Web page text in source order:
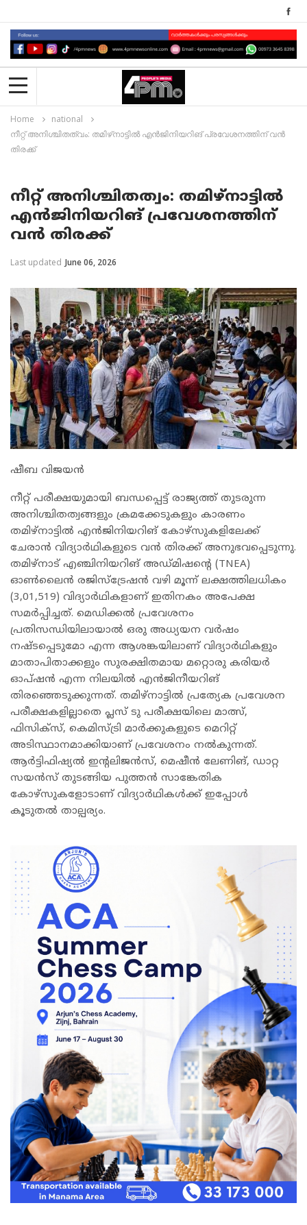
Home
national
നീറ്റ് അനിശ്ചിതത്വം: തമിഴ്‌നാട്ടിൽ എൻജിനിയറിങ് പ്രവേശനത്തിന് വൻ
തിരക്ക്
നീറ്റ് അനിശ്ചിതത്വം: തമിഴ്‌നാട്ടിൽ
എൻജിനിയറിങ് പ്രവേശനത്തിന്
വൻ തിരക്ക്
Last updated June 06, 2026
ഷീബ വിജയൻ
നീറ്റ് പരീക്ഷയുമായി ബന്ധപ്പെട്ട് രാജ്യത്ത് തുടരുന്ന
അനിശ്ചിതത്വങ്ങളും ക്രമക്കേടുകളും കാരണം
തമിഴ്‌നാട്ടിൽ എൻജിനിയറിങ് കോഴ്‌സുകളിലേക്ക്
ചേരാൻ വിദ്യാർഥികളുടെ വൻ തിരക്ക് അനുഭവപ്പെടുന്നു.
തമിഴ്നാട് എഞ്ചിനിയറിങ് അഡ്മിഷന്റെ (TNEA)
ഓൺലൈൻ രജിസ്ട്രേഷൻ വഴി മൂന്ന് ലക്ഷത്തിലധികം
(3,01,519) വിദ്യാർഥികളാണ് ഇതിനകം അപേക്ഷ
സമർപ്പിച്ചത്. മെഡിക്കൽ പ്രവേശനം
പ്രതിസന്ധിയിലായാൽ ഒരു അധ്യയന വർഷം
നഷ്ടപ്പെടുമോ എന്ന ആശങ്കയിലാണ് വിദ്യാർഥികളും
മാതാപിതാക്കളും സുരക്ഷിതമായ മറ്റൊരു കരിയർ
ഓപ്ഷൻ എന്ന നിലയിൽ എൻജിനീയറിങ്
തിരഞ്ഞെടുക്കുന്നത്. തമിഴ്‌നാട്ടിൽ പ്രത്യേക പ്രവേശന
പരീക്ഷകളില്ലാതെ പ്ലസ് ടു പരീക്ഷയിലെ മാത്സ്,
ഫിസിക്സ്, കെമിസ്ട്രി മാർക്കുകളുടെ മെറിറ്റ്
അടിസ്ഥാനമാക്കിയാണ് പ്രവേശനം നൽകുന്നത്.
ആർട്ടിഫിഷ്യൽ ഇന്റലിജൻസ്, മെഷീൻ ലേണിങ്, ഡാറ്റ
സയൻസ് തുടങ്ങിയ പുത്തൻ സാങ്കേതിക
കോഴ്‌സുകളോടാണ് വിദ്യാർഥികൾക്ക് ഇപ്പോൾ
കൂടുതൽ താല്പര്യം.